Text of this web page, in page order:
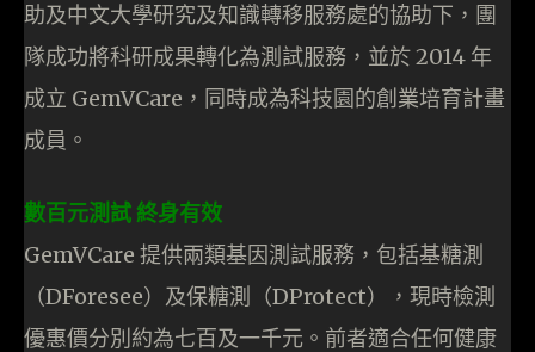
助及中文大學研究及知識轉移服務處的協助下，團
隊成功將科研成果轉化為測試服務，並於 2014 年
成立 GemVCare，同時成為科技園的創業培育計畫
成員。
數百元測試 終身有效
GemVCare 提供兩類基因測試服務，包括基糖測
（DForesee）及保糖測（DProtect），現時檢測
優惠價分別約為七百及一千元。前者適合任何健康